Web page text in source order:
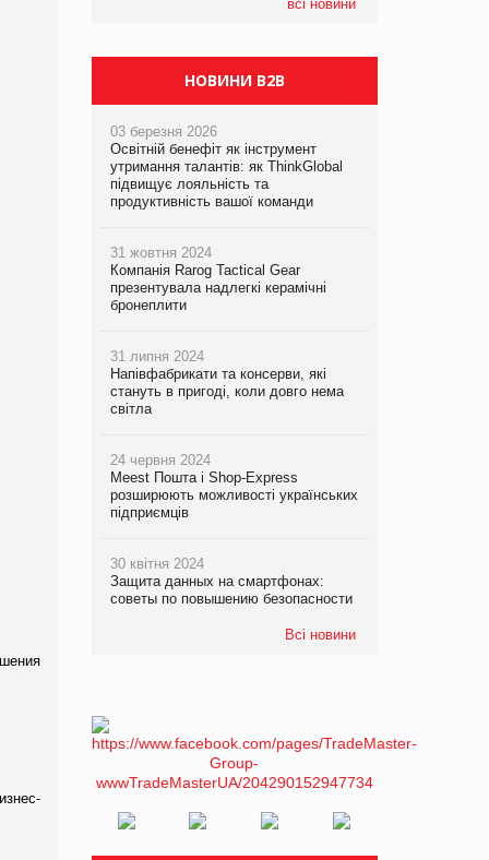
всі новини
НОВИНИ B2B
03 березня 2026
Освітній бенефіт як інструмент
утримання талантів: як ThinkGlobal
підвищує лояльність та
продуктивність вашої команди
31 жовтня 2024
Компанія Rarog Tactical Gear
презентувала надлегкі керамічні
бронеплити
31 липня 2024
Напівфабрикати та консерви, які
стануть в пригоді, коли довго нема
світла
24 червня 2024
Meest Пошта і Shop-Express
розширюють можливості українських
підприємців
30 квітня 2024
Защита данных на смартфонах:
советы по повышению безопасности
Всі новини